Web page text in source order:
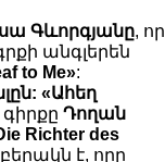
Գևորգյանը,
անգլերեն
to Me»:
«Ահեղ
գիրքը Դողան
Richter des
է, որը